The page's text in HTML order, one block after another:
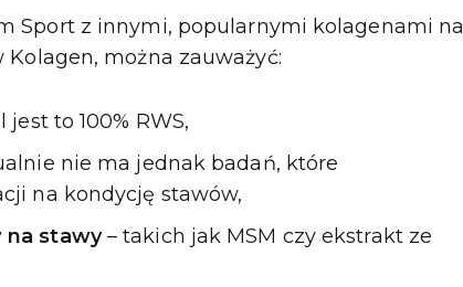
Sport z innymi, popularnymi kolagenami na
można zauważyć:
to 100% RWS,
nie ma jednak badań, które
na kondycję stawów,
na stawy– takich jak MSM czy ekstrakt ze